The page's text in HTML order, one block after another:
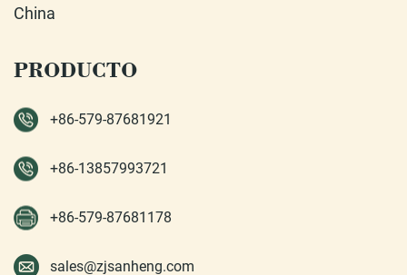
China
PRODUCTO
+86-579-87681921
+86-13857993721
+86-579-87681178
sales@zjsanheng.com